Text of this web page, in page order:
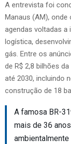
A entrevista foi
Manaus (AM), onde
agendas voltadas a
logística,
gás. Entre os
de R$ 2,8 bilhões
até 2030, incluindo
construção de 18
A famosa BR-
mais de 36
ambientalmente